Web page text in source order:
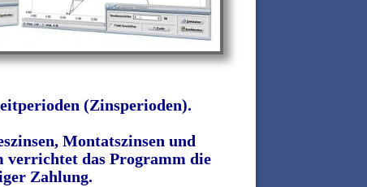
(Zinsperioden).
Montatszinsen und
verrichtet das Programm die
Zahlung.